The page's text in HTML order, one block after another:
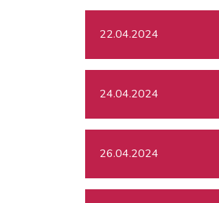
22.04.2024
24.04.2024
26.04.2024